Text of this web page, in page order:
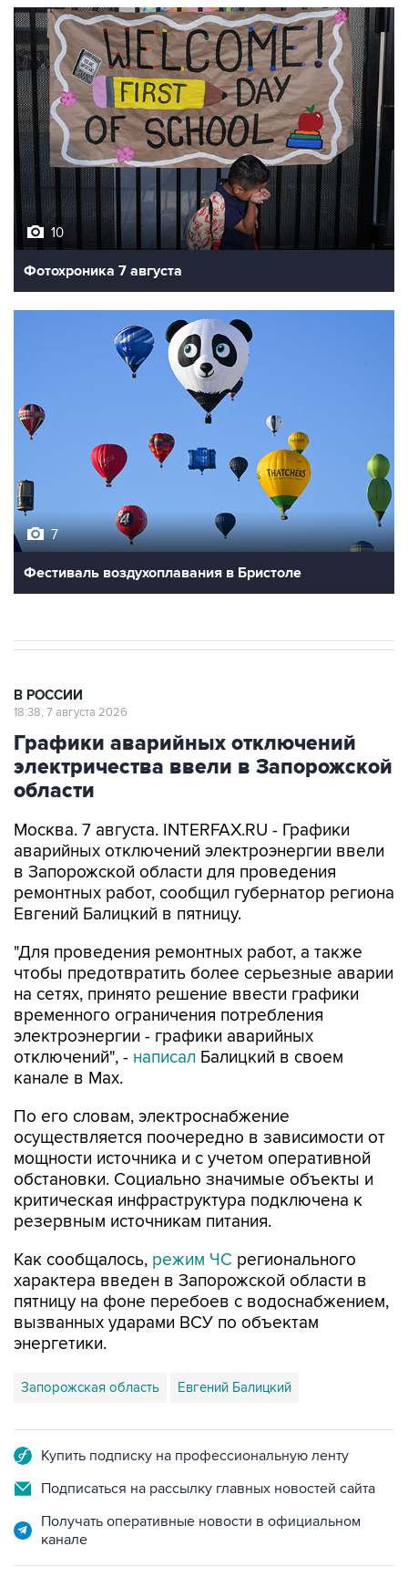
10
Фотохроника 7 августа
7
Фестиваль воздухоплавания в Бристоле
В РОССИИ
18:38, 7 августа 2026
Графики аварийных отключений
электричества ввели в Запорожской
области
Москва. 7 августа. INTERFAX.RU - Графики
аварийных отключений электроэнергии ввели
в Запорожской области для проведения
ремонтных работ, сообщил губернатор региона
Евгений Балицкий в пятницу.
"Для проведения ремонтных работ, а также
чтобы предотвратить более серьезные аварии
на сетях, принято решение ввести графики
временного ограничения потребления
электроэнергии - графики аварийных
отключений", - написал Балицкий в своем
канале в Max.
По его словам, электроснабжение
осуществляется поочередно в зависимости от
мощности источника и с учетом оперативной
обстановки. Социально значимые объекты и
критическая инфраструктура подключена к
резервным источникам питания.
Как сообщалось, режим ЧС регионального
характера введен в Запорожской области в
пятницу на фоне перебоев с водоснабжением,
вызванных ударами ВСУ по объектам
энергетики.
Запорожская область Евгений Балицкий
Купить подписку на профессиональную ленту
Подписаться на рассылку главных новостей сайта
Получать оперативные новости в официальном
канале